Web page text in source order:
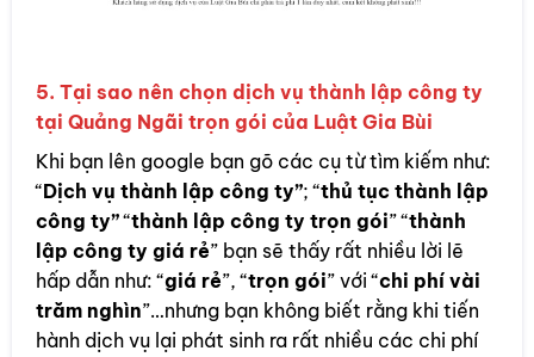
5. Tại sao nên chọn dịch vụ thành lập công ty
tại Quảng Ngãi trọn gói của Luật Gia Bùi
Khi bạn lên google bạn gõ các cụ từ tìm kiếm như:
“Dịch vụ thành lập công ty”; “thủ tục thành lập
công ty”“thành lập công ty trọn gói” “thành
lập công ty giá rẻ” bạn sẽ thấy rất nhiều lời lẽ
hấp dẫn như: “giá rẻ”, “trọn gói” với “chi phí vài
trăm nghìn”…nhưng bạn không biết rằng khi tiến
hành dịch vụ lại phát sinh ra rất nhiều các chi phí